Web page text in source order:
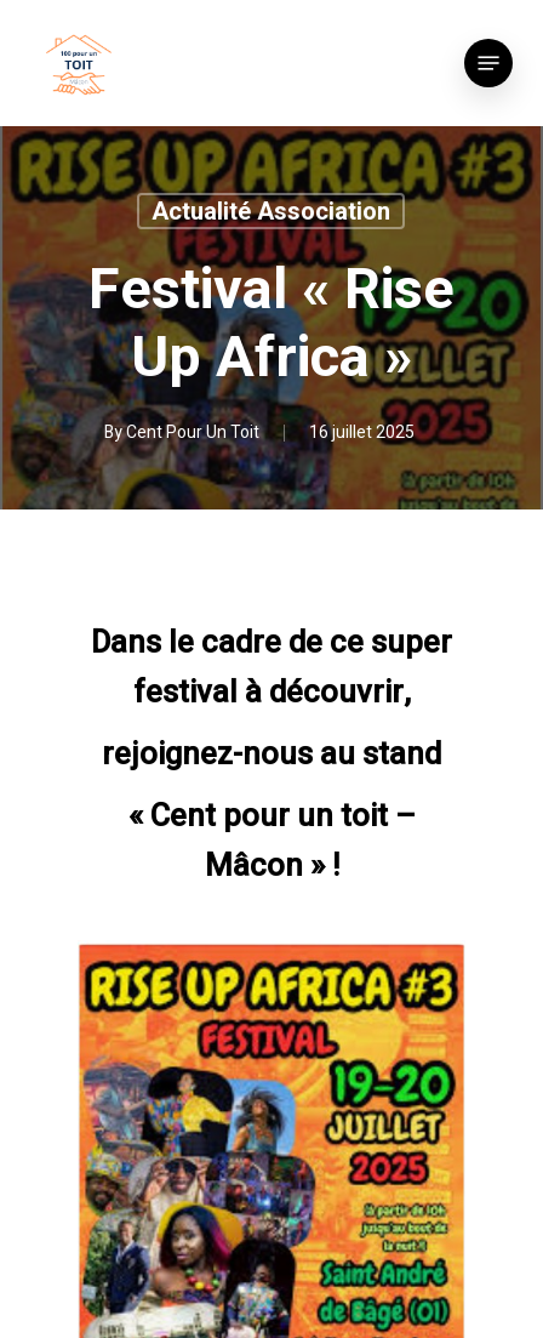
Menu
Actualité Association
Festival « Rise
Up Africa »
ByCent Pour Un Toit 16 juillet 2025
Dans le cadre de ce super
festival à découvrir,
rejoignez-nous au stand
« Cent pour un toit –
Mâcon » !